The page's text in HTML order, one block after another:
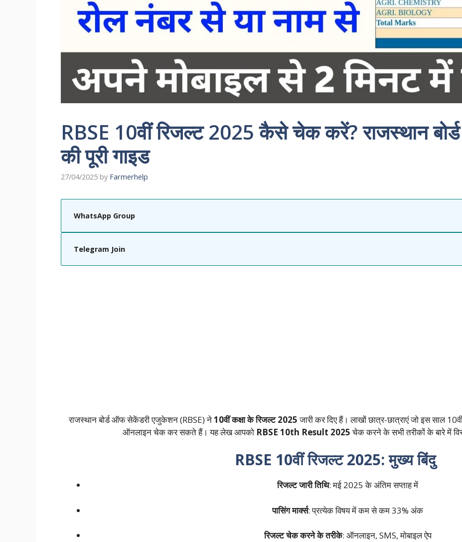
RBSE 10वीं रिजल्ट 2025 कैसे चेक करें? राजस्थान
की पूरी गाइड
27/04/2025 by Farmerhelp
WhatsApp Group
Telegram Join
राजस्थान बोर्ड ऑफ सेकेंडरी एजुकेशन (RBSE) ने10वीं कक्षा के रिजल्ट 2025जारी कर दिए हैं। लाखों छात्र-छात्राएं जो इस साल
ऑनलाइन चेक कर सकते हैं। यह लेख आपको RBSE 10th Result 2025चेक करने के सभी तरीकों के बारे में
RBSE 10वीं रिजल्ट 2025: मुख्य बिंदु
रिजल्ट जारी तिथि: मई 2025 के अंतिम सप्ताह में
पासिंग मार्क्स: प्रत्येक विषय में कम से कम 33% अंक
रिजल्ट चेक करने के तरीके: ऑनलाइन, SMS, मोबाइल ऐप